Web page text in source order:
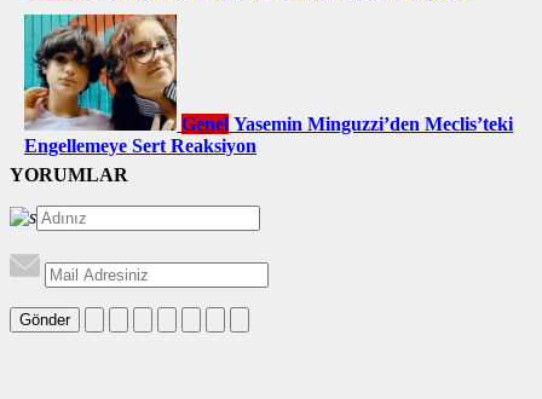
Genel Yasemin Minguzzi’den Meclis’teki
Engellemeye Sert Reaksiyon
YORUMLAR
Gönder